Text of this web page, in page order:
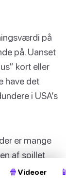
på
på. Uanset
kort eller
have det
i USA’s
er mange
af spillet
en tutorial-
🍿 Videoer